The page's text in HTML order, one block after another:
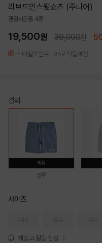
리브드인스웻쇼츠 (주니어)
랜덤사은품 4종
19,500원 39,000원
스타일포인트 195P 적립예정
컬러
품절
블루
사이즈
재입고 알림 신청